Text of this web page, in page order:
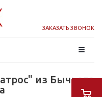
ЗАКАЗАТЬ ЗВОНОК
из Бычьего